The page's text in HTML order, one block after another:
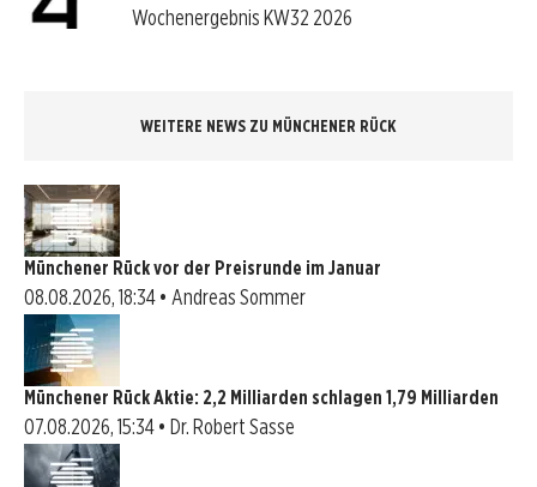
Wochenergebnis KW32 2026
WEITERE NEWS ZU MÜNCHENER RÜCK
Münchener Rück vor der Preisrunde im Januar
08.08.2026, 18:34 • Andreas Sommer
Münchener Rück Aktie: 2,2 Milliarden schlagen 1,79 Milliarden
07.08.2026, 15:34 • Dr. Robert Sasse